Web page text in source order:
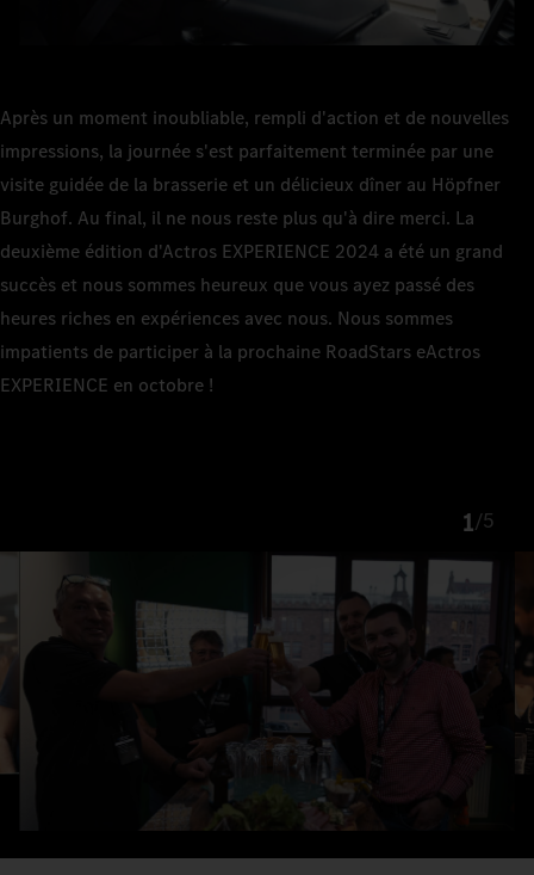
Après un moment inoubliable, rempli d'action et de nouvelles
impressions, la journée s'est parfaitement terminée par une
visite guidée de la brasserie et un délicieux dîner au Höpfner
Burghof. Au final, il ne nous reste plus qu'à dire merci. La
deuxième édition d'Actros EXPERIENCE 2024 a été un grand
succès et nous sommes heureux que vous ayez passé des
heures riches en expériences avec nous. Nous sommes
impatients de participer à la prochaine RoadStars eActros
EXPERIENCE en octobre !
1/5